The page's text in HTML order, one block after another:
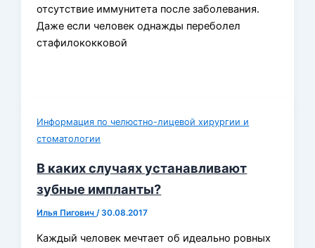
отсутствие иммунитета после заболевания.
Даже если человек однажды переболел
стафилококковой
Информация по челюстно-лицевой хирургии и
стоматологии
В каких случаях устанавливают
зубные импланты?
Илья Пигович/30.08.2017
Каждый человек мечтает об идеально ровных